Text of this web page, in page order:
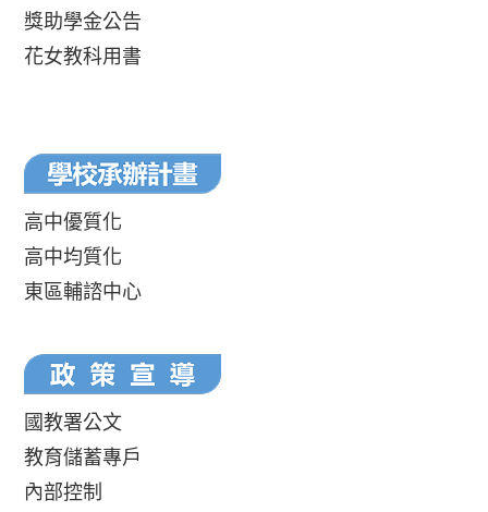
獎助學金公告
花女教科用書
高中優質化
高中均質化
東區輔諮中心
國教署公文
教育儲蓄專戶
內部控制